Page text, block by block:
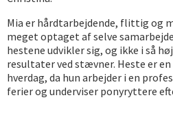
Mia er hårdtarbejdende, flittig og
meget optaget af selve
hestene udvikler sig, og ikke i så
resultater ved stævner. Heste er
hverdag, da hun arbejder i en
ferier og underviser ponyryttere